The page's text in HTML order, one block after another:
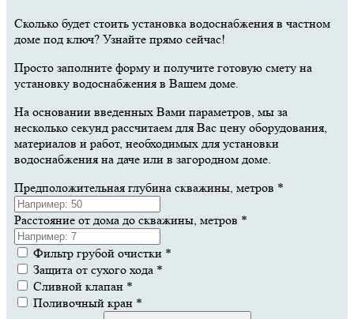
Сколько будет стоить установка водоснабжения в частном
доме под ключ? Узнайте прямо сейчас!
Просто заполните форму и получите готовую смету на
установку водоснабжения в Вашем доме.
На основании введенных Вами параметров, мы за
несколько секунд рассчитаем для Вас цену оборудования,
материалов и работ, необходимых для установки
водоснабжения на даче или в загородном доме.
Предположительная глубина скважины, метров *
Расстояние от дома до скважины, метров *
Фильтр грубой очистки *
Защита от сухого хода *
Сливной клапан *
Поливочный кран *